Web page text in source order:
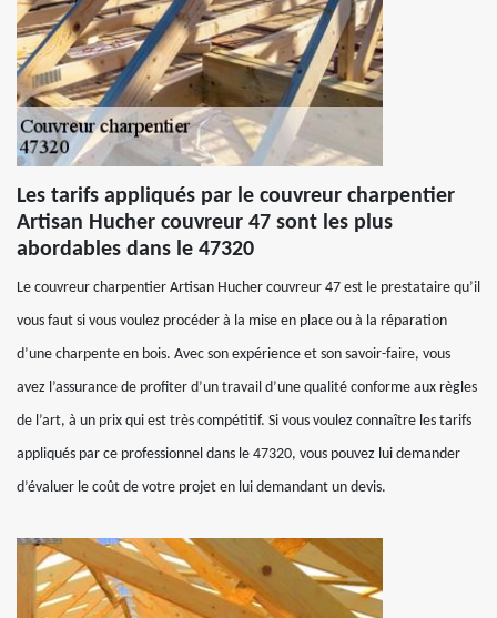
Les tarifs appliqués par le couvreur charpentier
Artisan Hucher couvreur 47 sont les plus
abordables dans le 47320
Le couvreur charpentier Artisan Hucher couvreur 47 est le prestataire qu’il
vous faut si vous voulez procéder à la mise en place ou à la réparation
d’une charpente en bois. Avec son expérience et son savoir-faire, vous
avez l’assurance de profiter d’un travail d’une qualité conforme aux règles
de l’art, à un prix qui est très compétitif. Si vous voulez connaître les tarifs
appliqués par ce professionnel dans le 47320, vous pouvez lui demander
d’évaluer le coût de votre projet en lui demandant un devis.